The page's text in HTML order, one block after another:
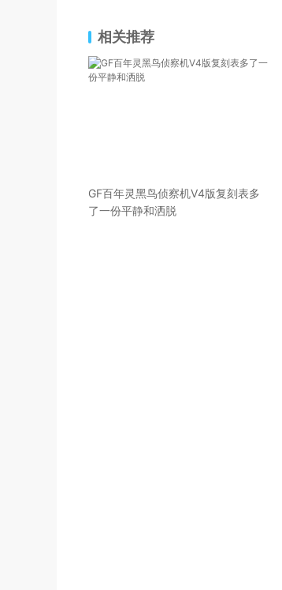
相关推荐
GF百年灵黑鸟侦察机V4版复刻表多
了一份平静和洒脱